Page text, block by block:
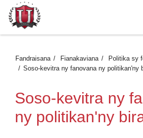
Fandraisana Fianakaviana
Politika sy
Soso-kevitra ny fanovana ny politikan'ny
Soso-kevitra ny
ny politikan'ny